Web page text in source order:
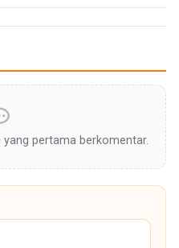
pertama berkomentar.